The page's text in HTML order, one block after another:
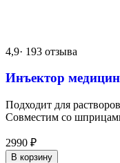
4,9· 193 отзыва
Инъектор
Подходит для
Совместим со
2990 ₽
В корзину